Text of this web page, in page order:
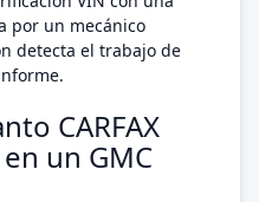
por un mecánico
detecta el trabajo de
CARFAX
un GMC